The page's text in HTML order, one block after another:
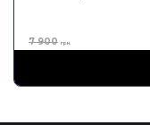
7 900 грн.